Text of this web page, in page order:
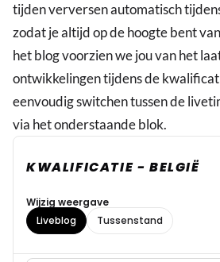
tijden verversen automatisch
zodat je altijd op de hoogte bent
het blog voorzien we jou van het
ontwikkelingen tijdens de
eenvoudig switchen tussen de
via het onderstaande blok.
KWALIFICATIE - BELGIË
Wijzig weergave
Liveblog
Tussenstand